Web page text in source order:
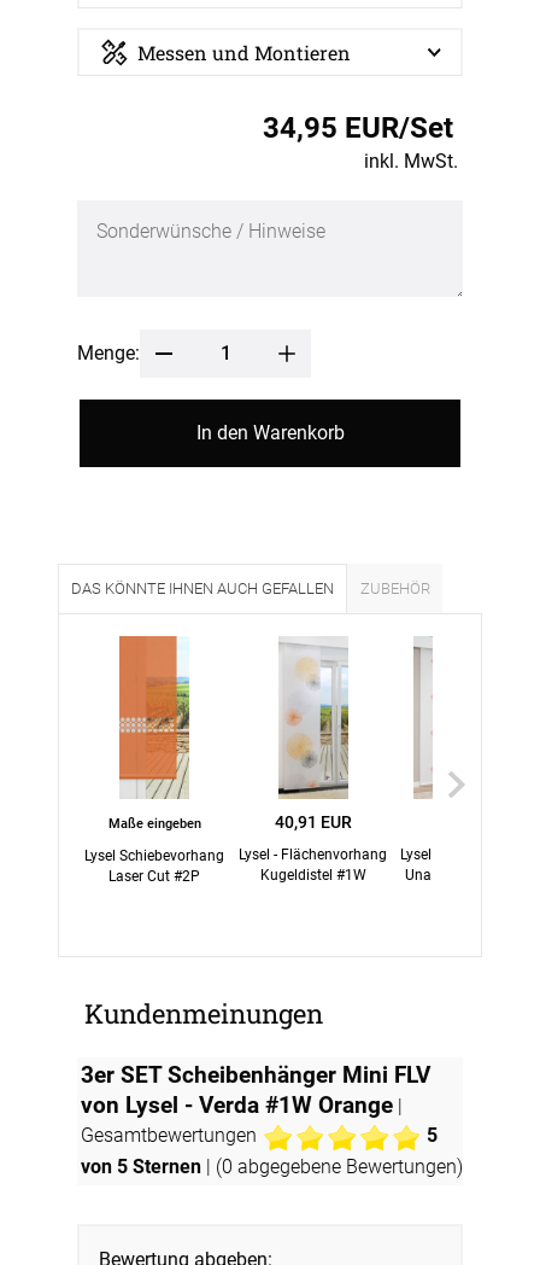
Messen und Montieren
34,95 EUR/Set
inkl. MwSt.
Menge:
In den Warenkorb
DAS KÖNNTE IHNEN AUCH GEFALLEN ZUBEHÖR
Maße eingeben
Lysel Schiebevorhang
Laser Cut #2P
40,91 EUR
Lysel - Flächenvorhang
Kugeldistel #1W
Lysel -
Una #1W in Feuerrot
Kundenmeinungen
3er SET Scheibenhänger Mini FLV
von Lysel - Verda #1W Orange
Gesamtbewertungen
5
von 5 Sternen | (0 abgegebene Bewertungen)
Bewertung abgeben: